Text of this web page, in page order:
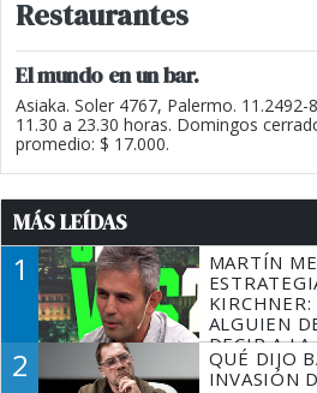
Restaurantes
El mundo en un bar.
Asiaka. Soler 4767, Palermo.
11.30 a 23.30 horas. Domingos
promedio: $ 17.000.
MÁS LEÍDAS
1
MARTÍN
ALGUIEN
DECIR A
TIENE QUE
2
QUÉ DIJO
INVASIÓN